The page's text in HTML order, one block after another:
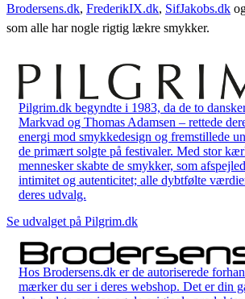
Brodersens.dk, FrederikIX.dk, SifJakobs.dk
som alle har nogle rigtig lækre smykker.
Pilgrim.dk begyndte i 1983, da de to
Markvad og Thomas Adamsen – rettede
energi mod smykkedesign og fremstillede
de primært solgte på festivaler. Med stor
mennesker skabte de smykker, som
intimitet og autenticitet; alle dybtfølte
deres udvalg.
Se udvalget på Pilgrim.dk
Hos Brodersens.dk er de autoriserede
mærker du ser i deres webshop. Det er din